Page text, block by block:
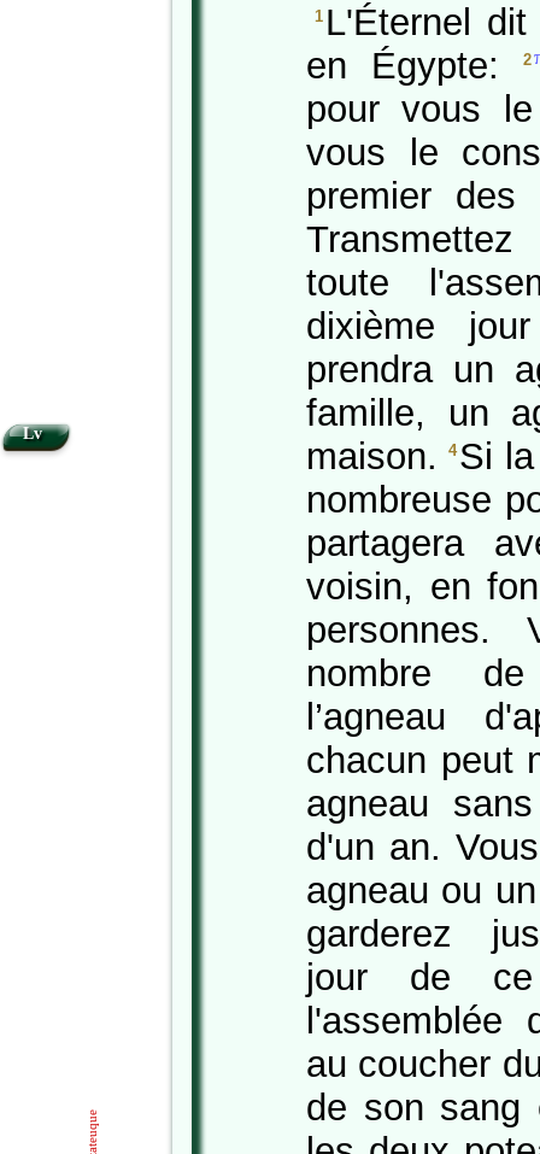
1 L'Éternel
en Égypte:
2
pour vous
vous le
premier
toute
dixième
prendra un
famille, un
maison.4Si
nombreuse
partagera
voisin, en
personnes.
nombre
l’agneau
chacun peut
agneau
d'un an.
agneau ou
garderez
jour de
l'assemblée
au coucher
de son sang
Lv